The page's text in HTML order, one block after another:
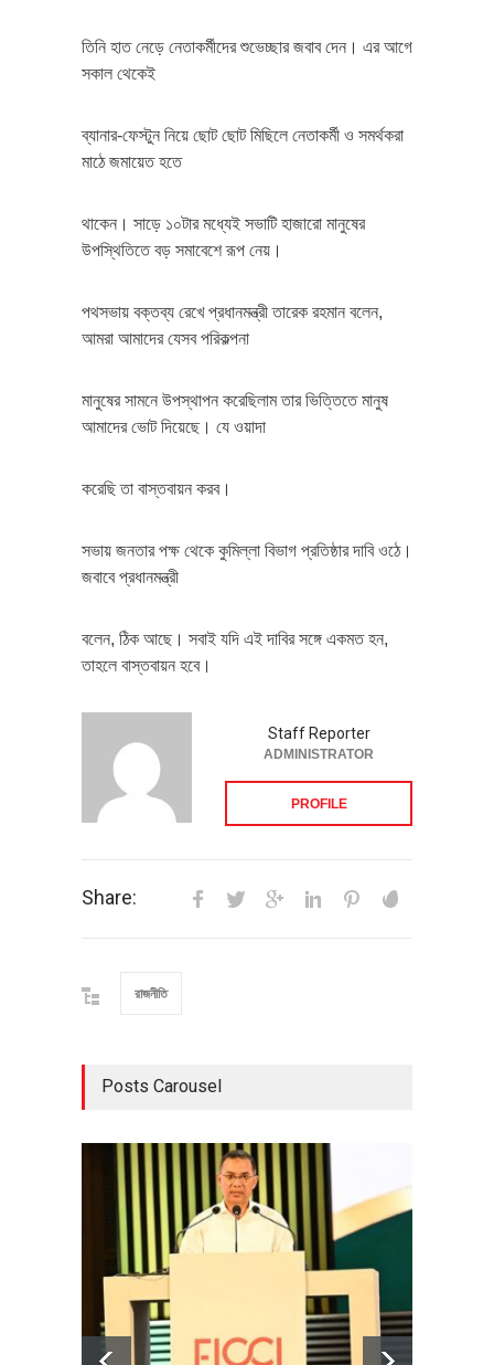
তিনি হাত নেড়ে নেতাকর্মীদের শুভেচ্ছার জবাব দেন। এর আগে
সকাল থেকেই
ব্যানার-ফেস্টুন নিয়ে ছোট ছোট মিছিলে নেতাকর্মী ও সমর্থকরা
মাঠে জমায়েত হতে
থাকেন। সাড়ে ১০টার মধ্যেই সভাটি হাজারো মানুষের
উপস্থিতিতে বড় সমাবেশে রূপ নেয়।
পথসভায় বক্তব্য রেখে প্রধানমন্ত্রী তারেক রহমান বলেন,
আমরা আমাদের যেসব পরিকল্পনা
মানুষের সামনে উপস্থাপন করেছিলাম তার ভিত্তিতে মানুষ
আমাদের ভোট দিয়েছে। যে ওয়াদা
করেছি তা বাস্তবায়ন করব।
সভায় জনতার পক্ষ থেকে কুমিল্লা বিভাগ প্রতিষ্ঠার দাবি ওঠে।
জবাবে প্রধানমন্ত্রী
বলেন, ঠিক আছে। সবাই যদি এই দাবির সঙ্গে একমত হন,
তাহলে বাস্তবায়ন হবে।
Staff Reporter
ADMINISTRATOR
PROFILE
Share:
রাজনীতি
Posts Carousel